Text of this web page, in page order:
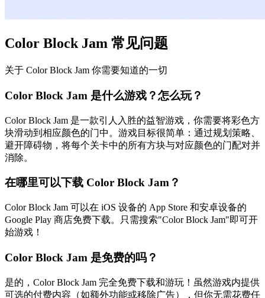
Color Block Jam 常见问题
关于 Color Block Jam 你需要知道的一切
Color Block Jam 是什么游戏？怎么玩？
Color Block Jam 是一款引人入胜的益智游戏，你需要将彩色方
块滑动到相应颜色的门中。游戏目标很简单：通过规划策略、
避开障碍物，将每个关卡中的所有方块与对应颜色的门配对并
消除。
在哪里可以下载 Color Block Jam？
Color Block Jam 可以在 iOS 设备的 App Store 和安卓设备的
Google Play 商店免费下载。只需搜索"Color Block Jam"即可开
始游戏！
Color Block Jam 是免费的吗？
是的，Color Block Jam 完全免费下载和游玩！虽然游戏内提供
可选的付费内容（如额外功能或移除广告），但你无需花费任